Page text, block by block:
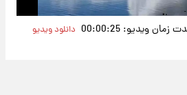
زمان ویدیو: 00:00:25 دانلود ویدیو